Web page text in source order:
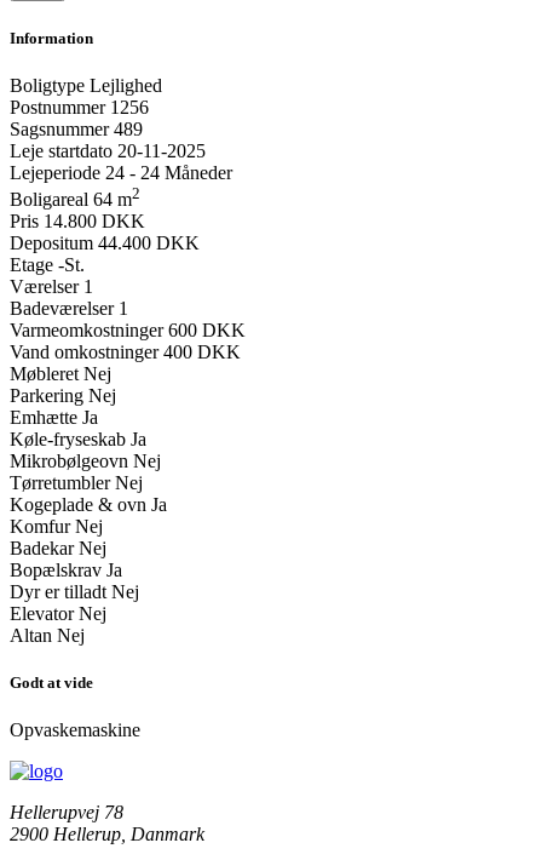
Information
Boligtype Lejlighed
Postnummer 1256
Sagsnummer 489
Leje startdato 20-11-2025
Lejeperiode 24 - 24 Måneder
Boligareal 64 m2
Pris 14.800 DKK
Depositum 44.400 DKK
Etage -St.
Værelser 1
Badeværelser 1
Varmeomkostninger 600 DKK
Vand omkostninger 400 DKK
Møbleret Nej
Parkering Nej
Emhætte Ja
Køle-fryseskab Ja
Mikrobølgeovn Nej
Tørretumbler Nej
Kogeplade & ovn Ja
Komfur Nej
Badekar Nej
Bopælskrav Ja
Dyr er tilladt Nej
Elevator Nej
Altan Nej
Godt at vide
Opvaskemaskine
Hellerupvej 78
2900 Hellerup, Danmark